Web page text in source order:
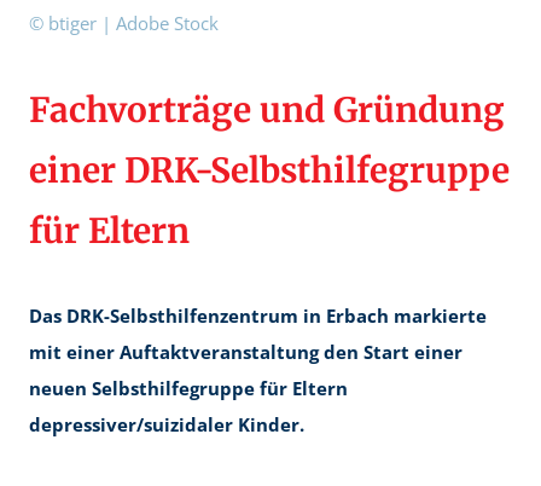
© btiger | Adobe Stock
Fachvorträge und Gründung
einer DRK-Selbsthilfegruppe
für Eltern
Das DRK-Selbsthilfenzentrum in Erbach markierte
mit einer Auftaktveranstaltung den Start einer
neuen Selbsthilfegruppe für Eltern
depressiver/suizidaler Kinder.